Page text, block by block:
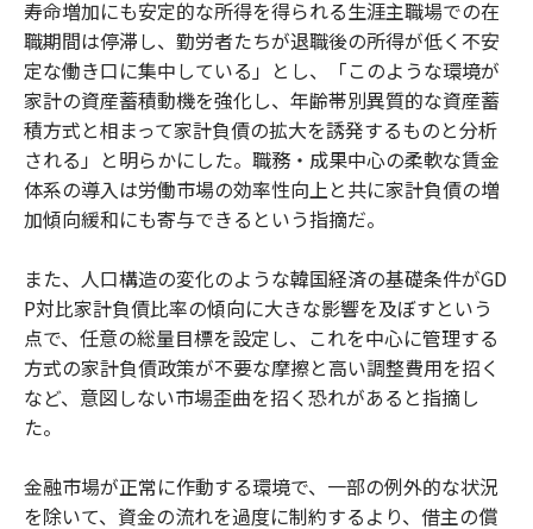
寿命増加にも安定的な所得を得られる生涯主職場での在
職期間は停滞し、勤労者たちが退職後の所得が低く不安
定な働き口に集中している」とし、「このような環境が
家計の資産蓄積動機を強化し、年齢帯別異質的な資産蓄
積方式と相まって家計負債の拡大を誘発するものと分析
される」と明らかにした。職務・成果中心の柔軟な賃金
体系の導入は労働市場の効率性向上と共に家計負債の増
加傾向緩和にも寄与できるという指摘だ。
また、人口構造の変化のような韓国経済の基礎条件がGD
P対比家計負債比率の傾向に大きな影響を及ぼすという
点で、任意の総量目標を設定し、これを中心に管理する
方式の家計負債政策が不要な摩擦と高い調整費用を招く
など、意図しない市場歪曲を招く恐れがあると指摘し
た。
金融市場が正常に作動する環境で、一部の例外的な状況
を除いて、資金の流れを過度に制約するより、借主の償